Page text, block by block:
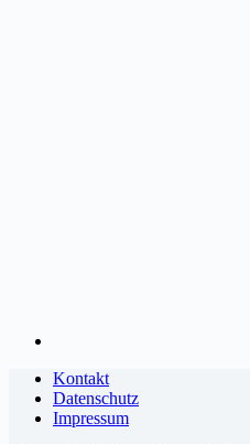
Kontakt
Datenschutz
Impressum